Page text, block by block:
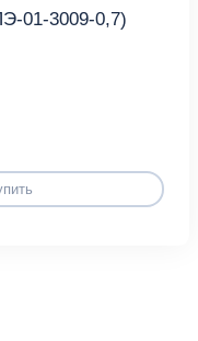
01-3009-0,7)